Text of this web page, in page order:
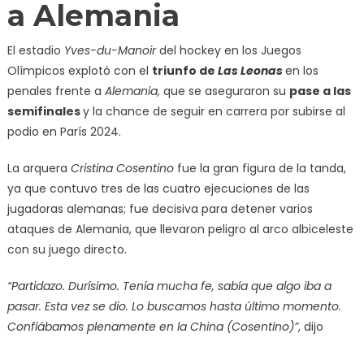
a Alemania
El estadio Yves-du-Manoirdel hockey en los Juegos
Olímpicos explotó con el triunfo de Las Leonasen los
penales frente a Alemania, que se aseguraron su pase a las
semifinalesy la chance de seguir en carrera por subirse al
podio en París 2024.
La arquera Cristina Cosentinofue la gran figura de la tanda,
ya que contuvo tres de las cuatro ejecuciones de las
jugadoras alemanas; fue decisiva para detener varios
ataques de Alemania, que llevaron peligro al arco albiceleste
con su juego directo.
“Partidazo. Durísimo. Tenía mucha fe, sabía que algo iba a
pasar. Esta vez se dio. Lo buscamos hasta último momento.
Confiábamos plenamente en la China (Cosentino)”, dijo